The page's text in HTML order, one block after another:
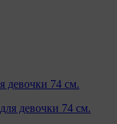
девочки 74 см.